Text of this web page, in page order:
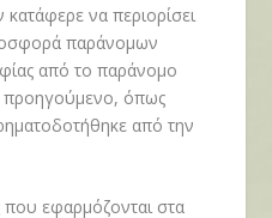
να περιορίσει
παράνομων
από το παράνομο
προηγούμενο, όπως
από την
που εφαρμόζονται στα